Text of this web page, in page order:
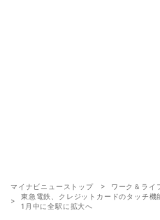
マイナビニューストップ ワーク＆ライ
東急電鉄、クレジットカードのタッチ
1月中に全駅に拡大へ